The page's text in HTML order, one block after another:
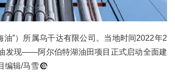
”）所属乌干达有限公司。当地时间2022年2
发现——阿尔伯特湖油田项目正式启动全面建
编辑/马雪